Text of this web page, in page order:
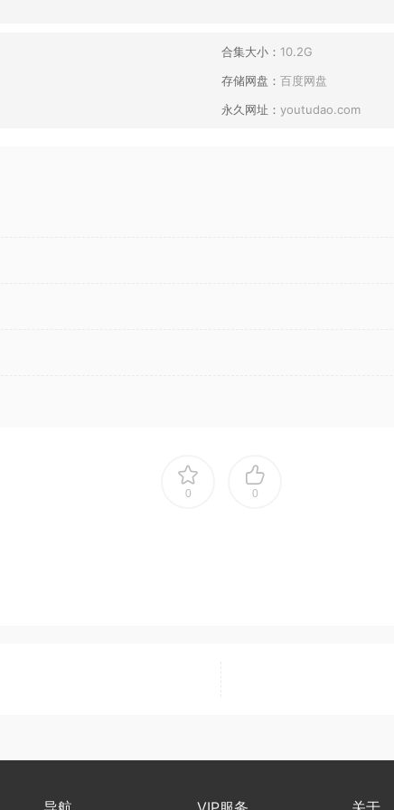
合集大小： 10.2G
存储网盘： 百度网盘
永久网址： youtudao.com
0 0